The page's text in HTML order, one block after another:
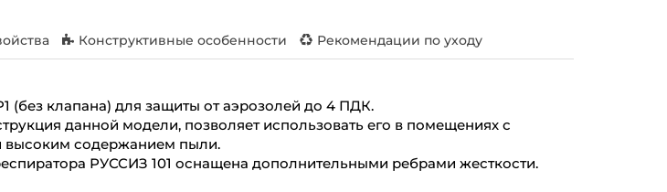
Конструктивные особенности Рекомендации по уходу
(без клапана) для защиты от аэрозолей до 4 ПДК.
данной модели, позволяет использовать его в помещениях с
содержанием пыли.
РУССИЗ 101 оснащена дополнительными ребрами жесткости.